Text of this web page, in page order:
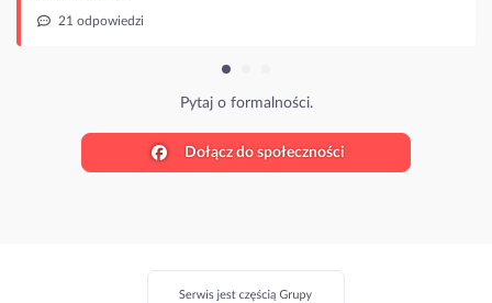
21 odpowiedzi
Pytaj o formalności.
Dołącz do społeczności